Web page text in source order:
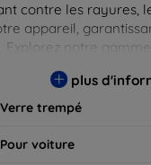
contre les rayures,
appareil,
Explorez notre
plus
Verre trempé
Pour voiture